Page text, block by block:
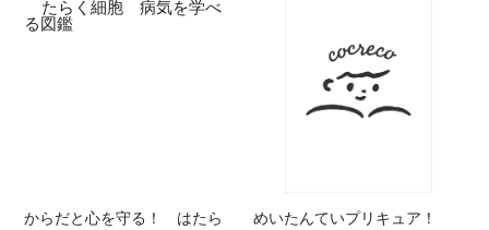
からだと心を守る！ はたら
めいたんていプリキュア！